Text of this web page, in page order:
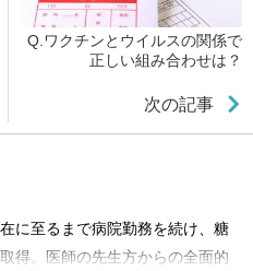
Q.ワクチンとウイルスの関係で
正しい組み合わせは？
次の記事
に至るまで病院勤務を続け、糖
得。医師の先生方からの全面的